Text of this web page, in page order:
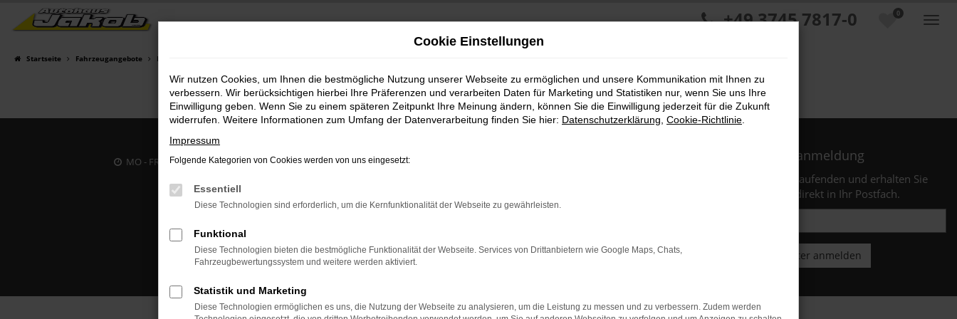
Zum
Hauptinhalt
0
+49 3745 7817-0
Startseite Fahrzeugangebote Fahrzeugsuche
MO - FR: 07:00 bis 18:00 Uhr | SA: 09:30 bis 12:00 Uhr +49 3745 7817-0 Newsletteranmeldung
Bleiben Sie stets auf dem Laufenden und erhalten Sie
Benachrichtigungen direkt in Ihr Postfach.
Cookie Einstellungen
Wir nutzen Cookies, um Ihnen die bestmögliche Nutzung unserer Webseite zu ermöglichen und unsere Kommunikation mit Ihnen zu
verbessern. Wir berücksichtigen hierbei Ihre Präferenzen und verarbeiten Daten für Marketing und Statistiken nur, wenn Sie uns Ihre
Einwilligung geben. Wenn Sie zu einem späteren Zeitpunkt Ihre Meinung ändern, können Sie die Einwilligung jederzeit für die Zukunft
widerrufen. Weitere Informationen zum Umfang der Datenverarbeitung finden Sie hier: Datenschutzerklärung Cookie-Richtlinie
Impressum
Folgende Kategorien von Cookies werden von uns eingesetzt:
Essentiell
Diese Technologien sind erforderlich, um die Kernfunktionalität der Webseite zu gewährleisten.
Funktional
Diese Technologien bieten die bestmögliche Funktionalität der Webseite. Services von Drittanbietern wie Google Maps, Chats,
Fahrzeugbewertungssystem und weitere werden aktiviert.
Statistik und Marketing
Diese Technologien ermöglichen es uns, die Nutzung der Webseite zu analysieren, um die Leistung zu messen und zu verbessern. Zudem werden